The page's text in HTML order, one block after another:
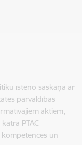
īsteno saskaņā ar
pārvaldības
aktiem,
PTAC
un